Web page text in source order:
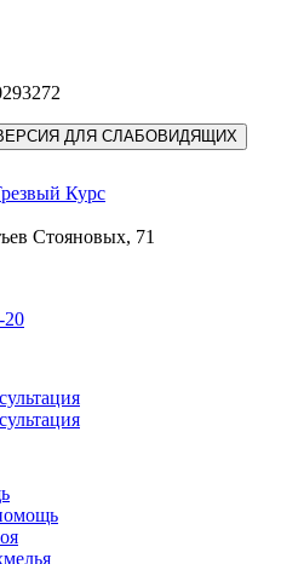
Стояновых, 71
20